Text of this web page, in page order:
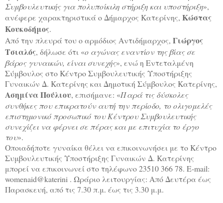
Συμβουλευτικής για πολυποίκιλη στήριξη και υποστήριξη»,
ανέφερε χαρακτηριστικά ο Δήμαρχος Κατερίνης, Κώστας
Κουκοδήμος.
Από την πλευρά του ο αρμόδιος Αντιδήμαρχος, Γιώργος
Τσιαλός, δήλωσε ότι «ο αγώνας εναντίον της βίας σε
βάρος γυναικών, είναι συνεχής», ενώ η Εντεταλμένη
Σύμβουλος στο Κέντρο Συμβουλευτικής Υποστήριξης
Γυναικών Δ. Κατερίνης και Δημοτική Σύμβουλος Κατερίνης,
Ασημίνα Πούλιου, επισήμανε: «Παρά τις δύσκολες
συνθήκες που επικρατούν αυτή την περίοδο, το ολιγομελές
επιστημονικό προσωπικό του Κέντρου Συμβουλευτικής
συνεχίζει να φέρνει σε πέρας και με επιτυχία το έργο
του».
Οποιαδήποτε γυναίκα θέλει να επικοινωνήσει με το Κέντρο
Συμβουλευτικής Υποστήριξης Γυναικών Δ. Κατερίνης
μπορεί να επικοινωνεί στο τηλέφωνο 23510 366 78. E-mail:
womenaid@katerini . Ωράριο λειτουργίας: Από Δευτέρα έως
Παρασκευή, από τις 7.30 π.μ. έως τις 3.30 μ.μ.